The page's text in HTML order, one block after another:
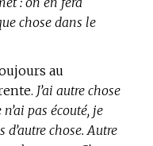
chose dans le
au
J’ai autre chose
n’ai pas écouté, je
d’autre chose. Autre